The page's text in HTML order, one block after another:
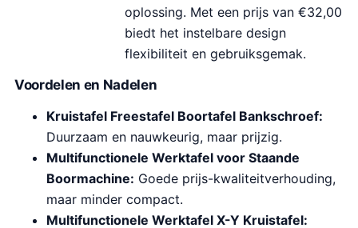
oplossing. Met een prijs van €32,00
biedt het instelbare design
flexibiliteit en gebruiksgemak.
Voordelen en Nadelen
Kruistafel Freestafel Boortafel Bankschroef:
Duurzaam en nauwkeurig, maar prijzig.
Multifunctionele Werktafel voor Staande
Boormachine: Goede prijs-kwaliteitverhouding,
maar minder compact.
Multifunctionele Werktafel X-Y Kruistafel: